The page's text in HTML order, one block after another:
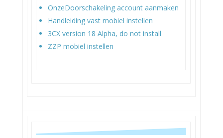
OnzeDoorschakeling account aanmaken
Handleiding vast mobiel instellen
3CX version 18 Alpha, do not install
ZZP mobiel instellen